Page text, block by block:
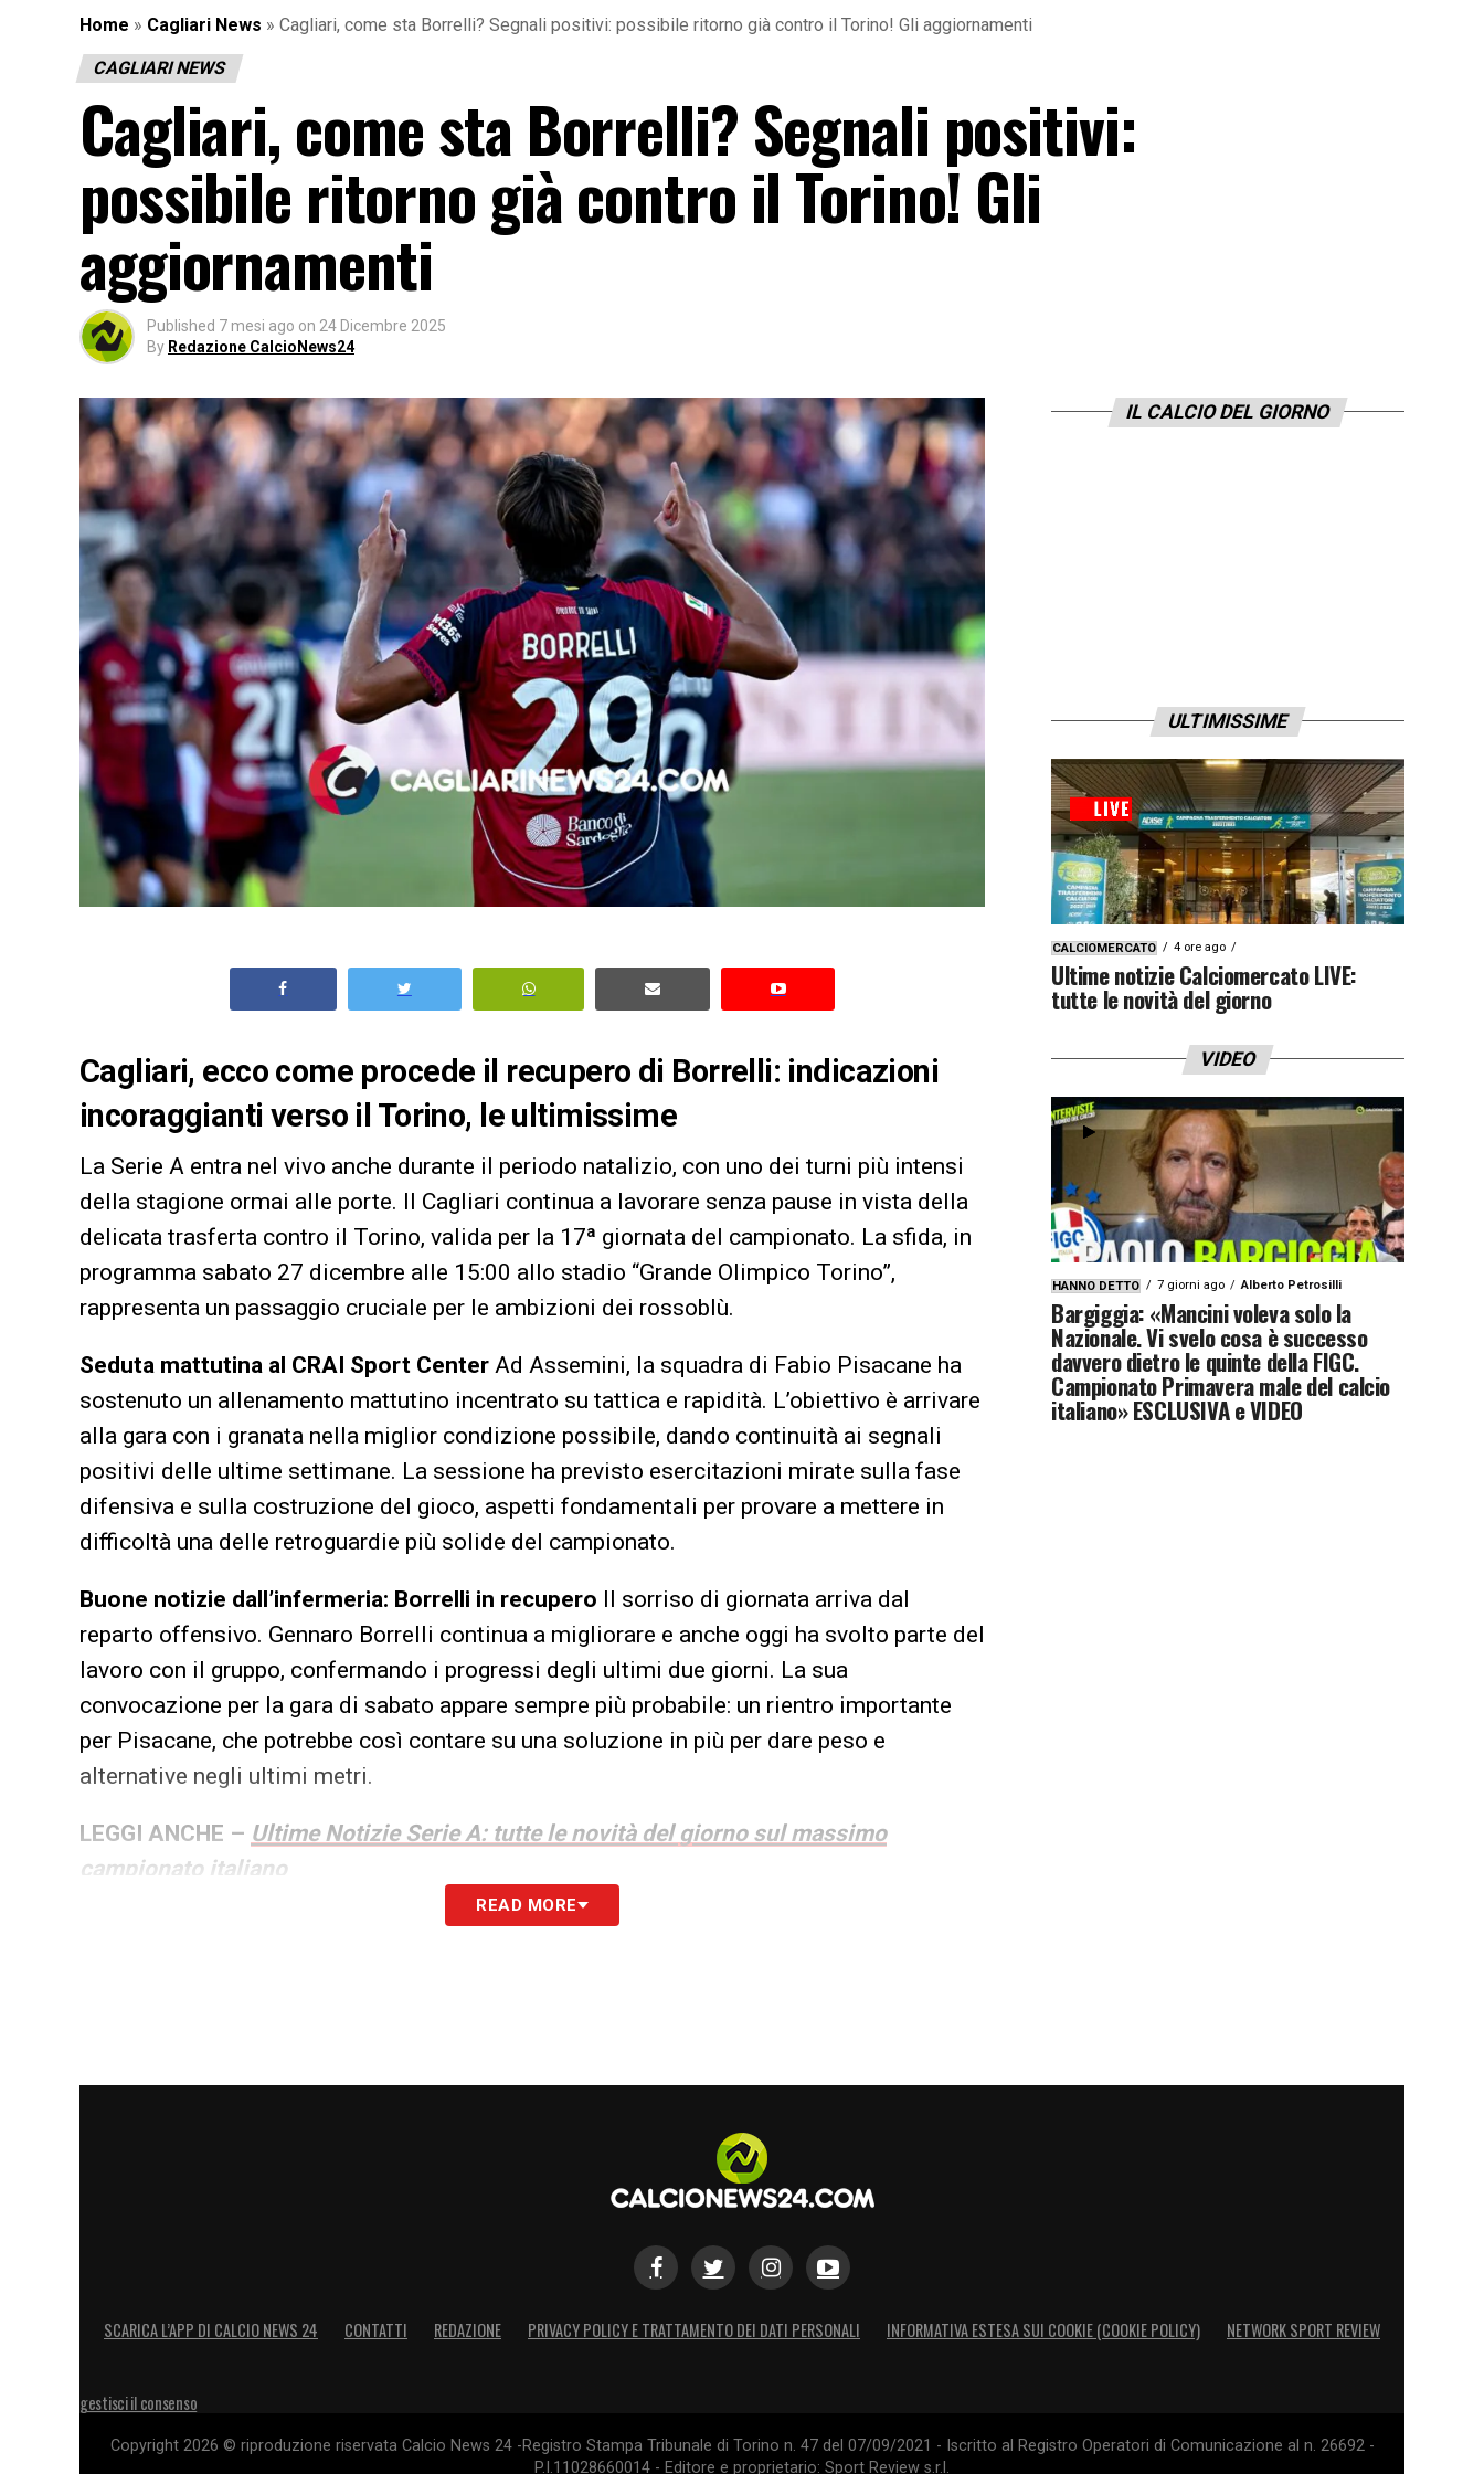
Home » Cagliari News » Cagliari, come sta Borrelli? Segnali positivi: possibile ritorno già contro il Torino! Gli aggiornamenti
CAGLIARI NEWS
Cagliari, come sta Borrelli? Segnali positivi:
possibile ritorno già contro il Torino! Gli
aggiornamenti
Published 7 mesi ago on 24 Dicembre 2025
By Redazione CalcioNews24
Cagliari, ecco come procede il recupero di Borrelli: indicazioni
incoraggianti verso il Torino, le ultimissime
La Serie A entra nel vivo anche durante il periodo natalizio, con uno dei turni più intensi
della stagione ormai alle porte. Il Cagliari continua a lavorare senza pause in vista della
delicata trasferta contro il Torino, valida per la 17ª giornata del campionato. La sfida, in
programma sabato 27 dicembre alle 15:00 allo stadio “Grande Olimpico Torino”,
rappresenta un passaggio cruciale per le ambizioni dei rossoblù.
Seduta mattutina al CRAI Sport Center Ad Assemini, la squadra di Fabio Pisacane ha
sostenuto un allenamento mattutino incentrato su tattica e rapidità. L’obiettivo è arrivare
alla gara con i granata nella miglior condizione possibile, dando continuità ai segnali
positivi delle ultime settimane. La sessione ha previsto esercitazioni mirate sulla fase
difensiva e sulla costruzione del gioco, aspetti fondamentali per provare a mettere in
difficoltà una delle retroguardie più solide del campionato.
Buone notizie dall’infermeria: Borrelli in recupero Il sorriso di giornata arriva dal
reparto offensivo. Gennaro Borrelli continua a migliorare e anche oggi ha svolto parte del
lavoro con il gruppo, confermando i progressi degli ultimi due giorni. La sua
convocazione per la gara di sabato appare sempre più probabile: un rientro importante
per Pisacane, che potrebbe così contare su una soluzione in più per dare peso e
alternative negli ultimi metri.
LEGGI ANCHE – Ultime Notizie Serie A: tutte le novità del giorno sul massimo
campionato italiano
READ MORE
IL CALCIO DEL GIORNO
ULTIMISSIME
CALCIOMERCATO 4 ore ago
Ultime notizie Calciomercato LIVE:
tutte le novità del giorno
VIDEO
HANNO DETTO 7 giorni ago Alberto Petrosilli
Bargiggia: «Mancini voleva solo la
Nazionale. Vi svelo cosa è successo
davvero dietro le quinte della FIGC.
Campionato Primavera male del calcio
italiano» ESCLUSIVA e VIDEO
SCARICA L’APP DI CALCIO NEWS 24 CONTATTI REDAZIONE PRIVACY POLICY E TRATTAMENTO DEI DATI PERSONALI INFORMATIVA ESTESA SUI COOKIE (COOKIE POLICY) NETWORK SPORT REVIEW
gestisci il consenso
Copyright 2026 © riproduzione riservata Calcio News 24 -Registro Stampa Tribunale di Torino n. 47 del 07/09/2021 - Iscritto al Registro Operatori di Comunicazione al n. 26692 -
P.I.11028660014 - Editore e proprietario: Sport Review s.r.l.